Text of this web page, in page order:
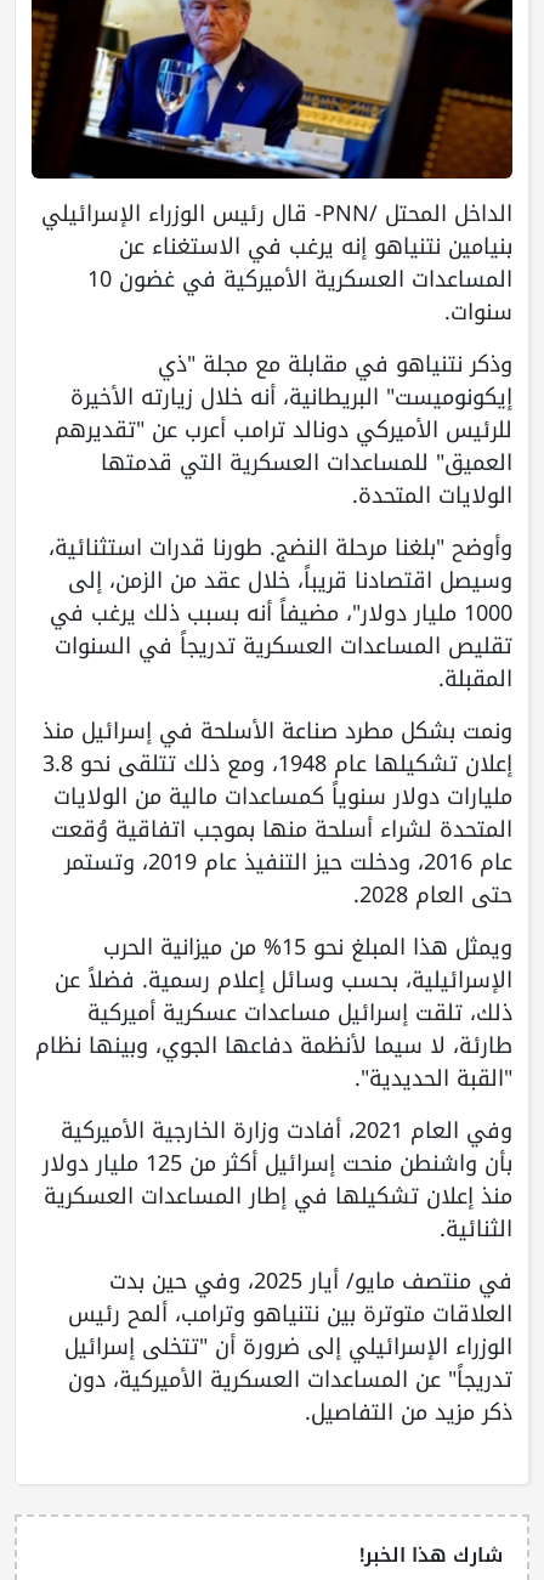
الداخل المحتل /PNN- قال رئيس الوزراء الإسرائيلي
بنيامين نتنياهو إنه يرغب في الاستغناء عن
المساعدات العسكرية الأميركية في غضون 10
سنوات.
وذكر نتنياهو في مقابلة مع مجلة "ذي
إيكونوميست" البريطانية، أنه خلال زيارته الأخيرة
للرئيس الأميركي دونالد ترامب أعرب عن "تقديرهم
العميق" للمساعدات العسكرية التي قدمتها
الولايات المتحدة.
وأوضح "بلغنا مرحلة النضج. طورنا قدرات استثنائية،
وسيصل اقتصادنا قريباً، خلال عقد من الزمن، إلى
1000 مليار دولار"، مضيفاً أنه بسبب ذلك يرغب في
تقليص المساعدات العسكرية تدريجاً في السنوات
المقبلة.
ونمت بشكل مطرد صناعة الأسلحة في إسرائيل منذ
إعلان تشكيلها عام 1948، ومع ذلك تتلقى نحو 3.8
مليارات دولار سنوياً كمساعدات مالية من الولايات
المتحدة لشراء أسلحة منها بموجب اتفاقية وُقعت
عام 2016، ودخلت حيز التنفيذ عام 2019، وتستمر
حتى العام 2028.
ويمثل هذا المبلغ نحو 15% من ميزانية الحرب
الإسرائيلية، بحسب وسائل إعلام رسمية. فضلاً عن
ذلك، تلقت إسرائيل مساعدات عسكرية أميركية
طارئة، لا سيما لأنظمة دفاعها الجوي، وبينها نظام
"القبة الحديدية".
وفي العام 2021، أفادت وزارة الخارجية الأميركية
بأن واشنطن منحت إسرائيل أكثر من 125 مليار دولار
منذ إعلان تشكيلها في إطار المساعدات العسكرية
الثنائية.
في منتصف مايو/ أيار 2025، وفي حين بدت
العلاقات متوترة بين نتنياهو وترامب، ألمح رئيس
الوزراء الإسرائيلي إلى ضرورة أن "تتخلى إسرائيل
تدريجاً" عن المساعدات العسكرية الأميركية، دون
ذكر مزيد من التفاصيل.
شارك هذا الخبر!